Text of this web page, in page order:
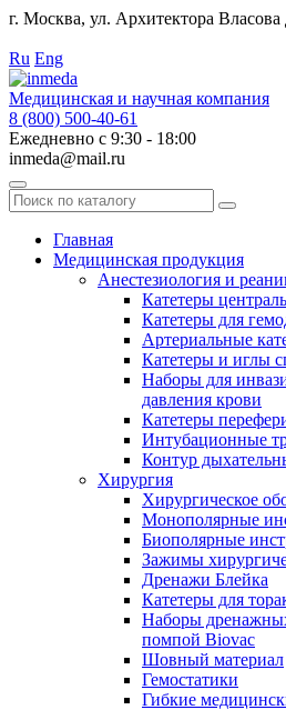
г. Москва, ул. Архитектора Власова
Ru Eng
Медицинская и научная компания
8 (800) 500-40-61
Ежедневно с 9:30 - 18:00
inmeda@mail.ru
Поиск
по
каталогуГлавная
Медицинская продукция
Анестезиология и
Катетеры
Катетеры для
Артериальные
Катетеры и иглы
Наборы для
давления крови
Катетеры
Интубационные
Контур
Хирургия
Хирургическое
Монополярные
Биополярные
Зажимы
Дренажи Блейка
Катетеры для
Наборы
помпой Biovac
Шовный материал
Гемостатики
Гибкие